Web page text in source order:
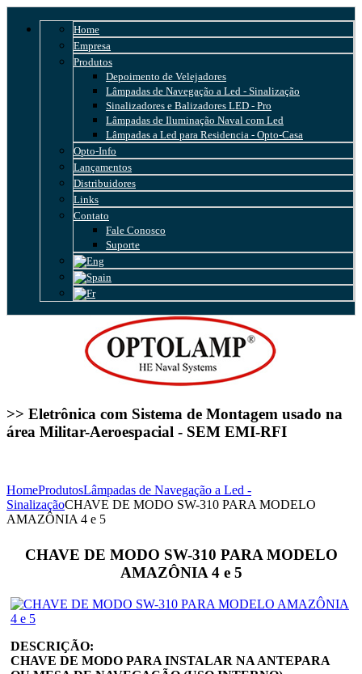
Home
Empresa
Produtos
Depoimento de Velejadores
Lâmpadas de Navegação a Led - Sinalização
Sinalizadores e Balizadores LED - Pro
Lâmpadas de Iluminação Naval com Led
Lâmpadas a Led para Residencia - Opto-Casa
Opto-Info
Lançamentos
Distribuidores
Links
Contato
Fale Conosco
Suporte
>> Eletrônica com Sistema de Montagem usado na
área Militar-Aeroespacial - SEM EMI-RFI
HomeProdutosLâmpadas de Navegação a Led -
SinalizaçãoCHAVE DE MODO SW-310 PARA MODELO
AMAZÔNIA 4 e 5
CHAVE DE MODO SW-310 PARA MODELO
AMAZÔNIA 4 e 5
DESCRIÇÃO:
CHAVE DE MODO PARA INSTALAR NA ANTEPARA